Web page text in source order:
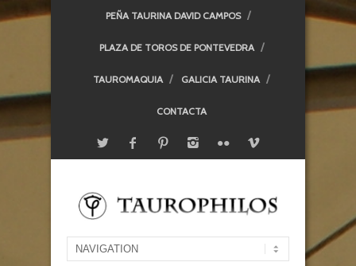
PEÑA TAURINA DAVID CAMPOS
PLAZA DE TOROS DE PONTEVEDRA
TAUROMAQUIA GALICIA TAURINA
CONTACTA